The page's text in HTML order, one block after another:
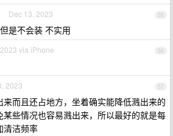
55
Dec 13, 2023
是不会装 不实用
56
via iPhone
57
2023
而且还占地方，坐着确实能降低溅出来的
些情况也容易溅出来，所以最好的就是每
清洁频率